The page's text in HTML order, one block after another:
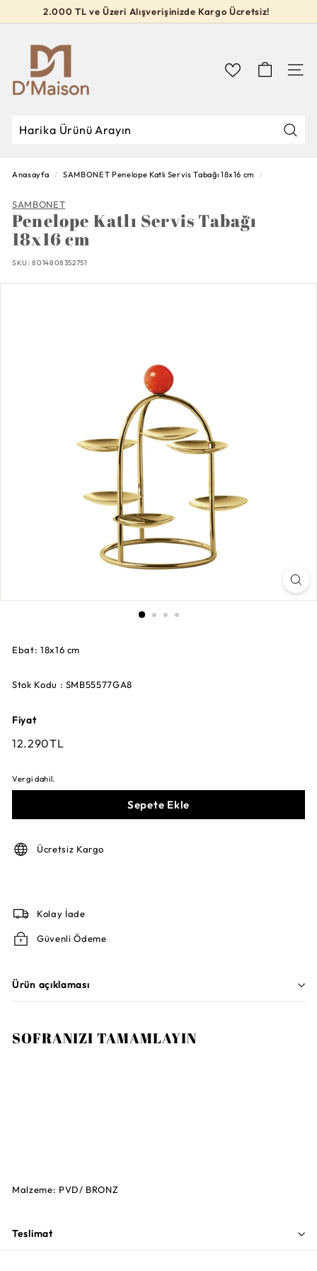
Slideshow
2.000 TL ve Üzeri Alışverişinizde Kargo Ücretsiz!
D’M
i
s
n
Anasayfa / SAMBONET Penelope Katlı Servis Tabağı 18x16 cm /
SAMBONET
Penelope Katlı Servis Tabağı
18x16 cm
SKU:8014808352751
Ebat: 18x16 cm
Stok Kodu : SMB55577GA8
Fiyat
Fiyat
12.290TL12.290TL
Vergi dahil.
Sepete Ekle
Ücretsiz Kargo
Kolay İade
Güvenli Ödeme
Ürün açıklaması
SOFRANIZI TAMAMLAYIN
Malzeme: PVD/ BRONZ
Teslimat